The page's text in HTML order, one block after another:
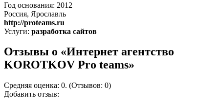
Год основания: 2012
Россия, Ярославль
http://proteams.ru
Услуги: разработка сайтов
Отзывы о «Интернет агентство
KOROTKOV Pro teams»
Средняя оценка: 0. (Отзывов: 0)
Добавить отзыв: